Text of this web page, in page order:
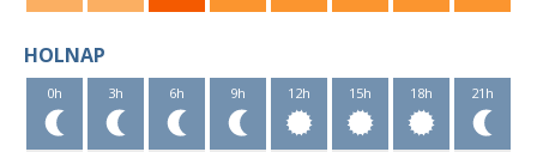
HOLNAP
0h 3h 6h 9h 12h 15h 18h 21h